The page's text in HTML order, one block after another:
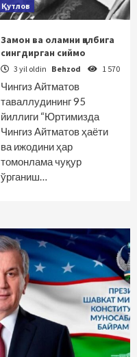
Қутлов
Замон ва оламни қалбига
сингдирган сиймо
3 yil oldin Behzod 1 570
Чингиз Айтматов
таваллудининг 95
йиллиги “Юртимизда
Чингиз Айтматов ҳаёти
ва ижодини ҳар
томонлама чуқур
ўрганиш…